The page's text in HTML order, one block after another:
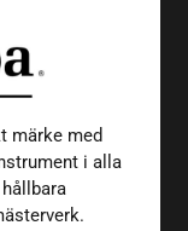
märke med
i alla